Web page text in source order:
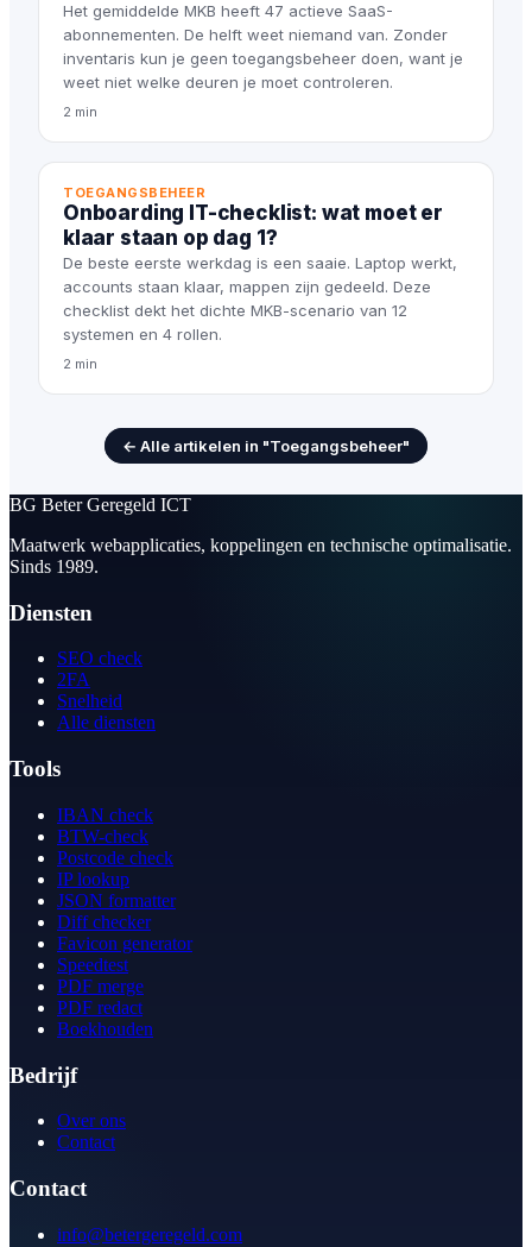
Het gemiddelde MKB heeft 47 actieve SaaS-
abonnementen. De helft weet niemand van. Zonder
inventaris kun je geen toegangsbeheer doen, want je
weet niet welke deuren je moet controleren.
2 min
TOEGANGSBEHEER
Onboarding IT-checklist: wat moet er
klaar staan op dag 1?
De beste eerste werkdag is een saaie. Laptop werkt,
accounts staan klaar, mappen zijn gedeeld. Deze
checklist dekt het dichte MKB-scenario van 12
systemen en 4 rollen.
2 min
← Alle artikelen in "Toegangsbeheer"
BG Beter Geregeld ICT
Maatwerk webapplicaties, koppelingen en technische optimalisatie.
Sinds 1989.
Diensten
SEO check
2FA
Snelheid
Alle diensten
Tools
IBAN check
BTW-check
Postcode check
IP lookup
JSON formatter
Diff checker
Favicon generator
Speedtest
PDF merge
PDF redact
Boekhouden
Bedrijf
Over ons
Contact
Contact
info@betergeregeld.com